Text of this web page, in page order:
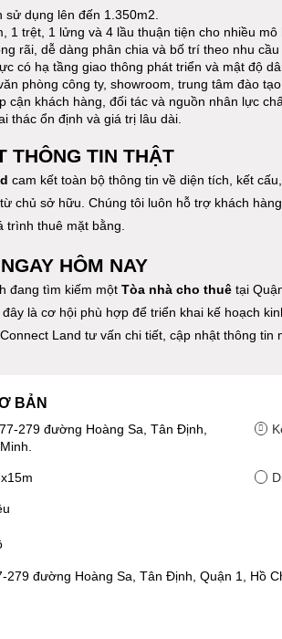
sử dụng lên đến 1.350m2.
1 trệt, 1 lửng và 4 lầu thuận tiện cho nhiều mô
rãi, dễ dàng phân chia và bố trí theo nhu cầu
có hạ tầng giao thông phát triển và mật độ
phòng công ty, showroom, trung tâm đào
cận khách hàng, đối tác và nguồn nhân lực
thác ổn định và giá trị lâu dài.
THÔNG TIN THẬT
cam kết toàn bộ thông tin về diện tích, kết
chủ sở hữu. Chúng tôi luôn hỗ trợ khách
trình thuê mặt bằng.
HÔM NAY
đang tìm kiếm một Tòa nhà cho thuê tại
là cơ hội phù hợp để triển khai kế hoạch
Land tư vấn chi tiết, cập nhật thông tin
BẢN
279 đường Hoàng Sa, Tân Định,
279 đường Hoàng Sa, Tân Định, Quận 1, Hồ